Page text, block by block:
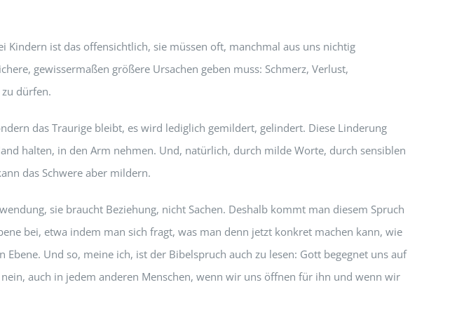
ist das offensichtlich, sie müssen oft, manchmal aus uns nichtig
gewissermaßen größere Ursachen geben muss: Schmerz, Verlust,
dürfen.
das Traurige bleibt, es wird lediglich gemildert, gelindert. Diese Linderung
halten, in den Arm nehmen. Und, natürlich, durch milde Worte, durch sensiblen
das Schwere aber mildern.
sie braucht Beziehung, nicht Sachen. Deshalb kommt man diesem Spruch
bei, etwa indem man sich fragt, was man denn jetzt konkret machen kann, wie
Und so, meine ich, ist der Bibelspruch auch zu lesen: Gott begegnet uns auf
auch in jedem anderen Menschen, wenn wir uns öffnen für ihn und wenn wir